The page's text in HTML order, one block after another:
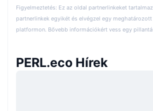
Figyelmeztetés: Ez az oldal partnerlinkeket
partnerlinkek egyikét és elvégzel egy
platformon. Bővebb információkért vess egy
PERL.eco Hírek